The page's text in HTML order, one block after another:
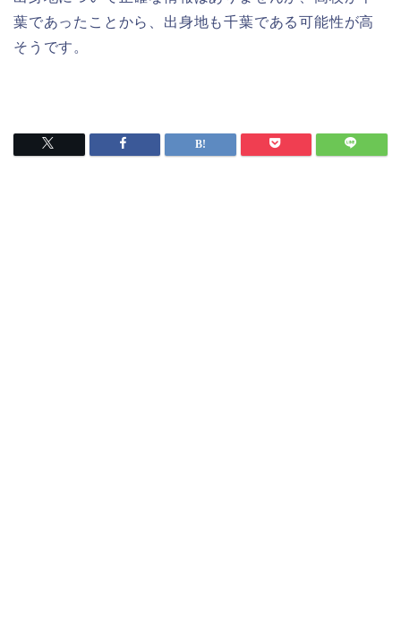
葉であったことから、出身地も千葉である可能性が高
そうです。